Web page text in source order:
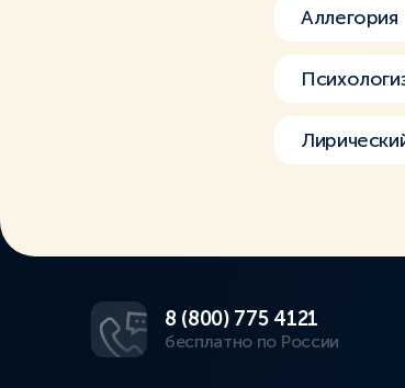
Аллегория
8 (800) 775 4121
бесплатно по России